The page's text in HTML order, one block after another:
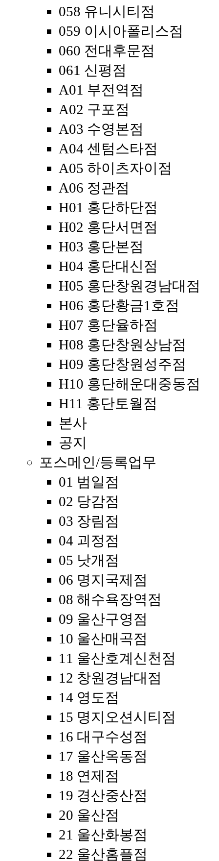
058 유니시티점
059 이시아폴리스점
060 전대후문점
061 신평점
A01 부전역점
A02 구포점
A03 수영본점
A04 센텀스타점
A05 하이츠자이점
A06 정관점
H01 홍단하단점
H02 홍단서면점
H03 홍단본점
H04 홍단대신점
H05 홍단창원경남대점
H06 홍단황금1호점
H07 홍단율하점
H08 홍단창원상남점
H09 홍단창원성주점
H10 홍단해운대중동점
H11 홍단토월점
본사
공지
포스메인/등록업무
01 범일점
02 당감점
03 장림점
04 괴정점
05 낫개점
06 명지국제점
08 해수욕장역점
09 울산구영점
10 울산매곡점
11 울산호계신천점
12 창원경남대점
14 영도점
15 명지오션시티점
16 대구수성점
17 울산옥동점
18 연제점
19 경산중산점
20 울산점
21 울산화봉점
22 울산홈플점